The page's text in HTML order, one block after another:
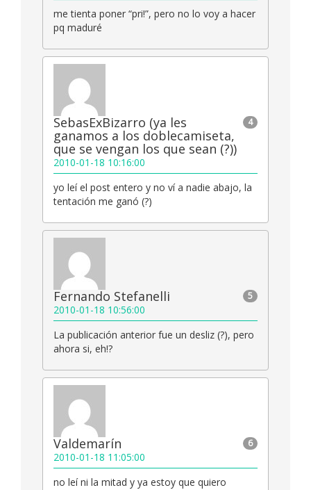
me tienta poner “pri!”, pero no lo voy a hacer
pq maduré
4
SebasExBizarro (ya les
ganamos a los doblecamiseta,
que se vengan los que sean (?))
2010-01-18 10:16:00
yo leí el post entero y no ví a nadie abajo, la
tentación me ganó (?)
5
Fernando Stefanelli
2010-01-18 10:56:00
La publicación anterior fue un desliz (?), pero
ahora si, eh!?
6
Valdemarín
2010-01-18 11:05:00
no leí ni la mitad y ya estoy que quiero